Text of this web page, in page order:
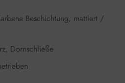
Beschichtung, mattiert /
Dornschließe